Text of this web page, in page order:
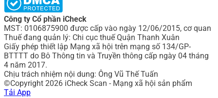
Công ty Cổ phần iCheck
MST: 0106875900 được cấp vào ngày 12/06/2015, cơ quan
Thuế đang quản lý: Chi cục thuế Quận Thanh Xuân
Giấy phép thiết lập Mạng xã hội trên mạng số 134/GP-
BTTTT do Bô Thông tin và Truyền thông cấp ngày 04 tháng
4 năm 2017.
Chịu trách nhiệm nội dung: Ông Vũ Thế Tuấn
©Copyright 2026 iCheck Scan - Mạng xã hội sản phẩm
Tải App